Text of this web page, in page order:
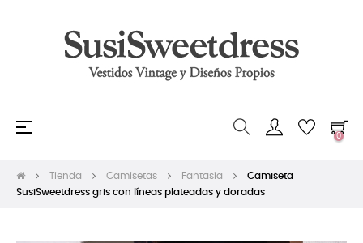
Navegación
☰
0
Tienda Camisetas Fantasía
Camiseta
SusiSweetdress gris con líneas plateadas y doradas